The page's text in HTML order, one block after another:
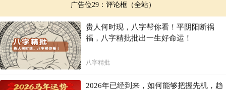
广告位29：评论框（全站）
贵人何时现，八字帮你看！平阴阳断祸
福，八字精批批出一生好命运！
八字精批
2026年已经到来，如何能够把握先机，趋